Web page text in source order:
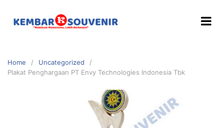
Home
Uncategorized
Plakat Penghargaan PT Envy Technologies Indonesia Tbk